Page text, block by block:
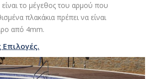
είναι το μέγεθος του αρμού που
πλακάκια πρέπει να είναι
από 4mm.
Επιλογές.